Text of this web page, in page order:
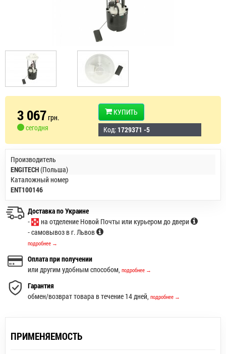
3 067грн.
сегодня
КУПИТЬ
Код: 1729371 -5
Производитель
ENGITECH(Польша)
Каталожный номер
ENT100146
Доставка по Украине
-
на отделение Новой Почты или курьером до двери
- самовывоз в г. Львов
подробнее →
Оплата при получении
или другим удобным способом, подробнее →
Гарантия
обмен/возврат товара в течение 14 дней, подробнее →
ПРИМЕНЯЕМОСТЬ